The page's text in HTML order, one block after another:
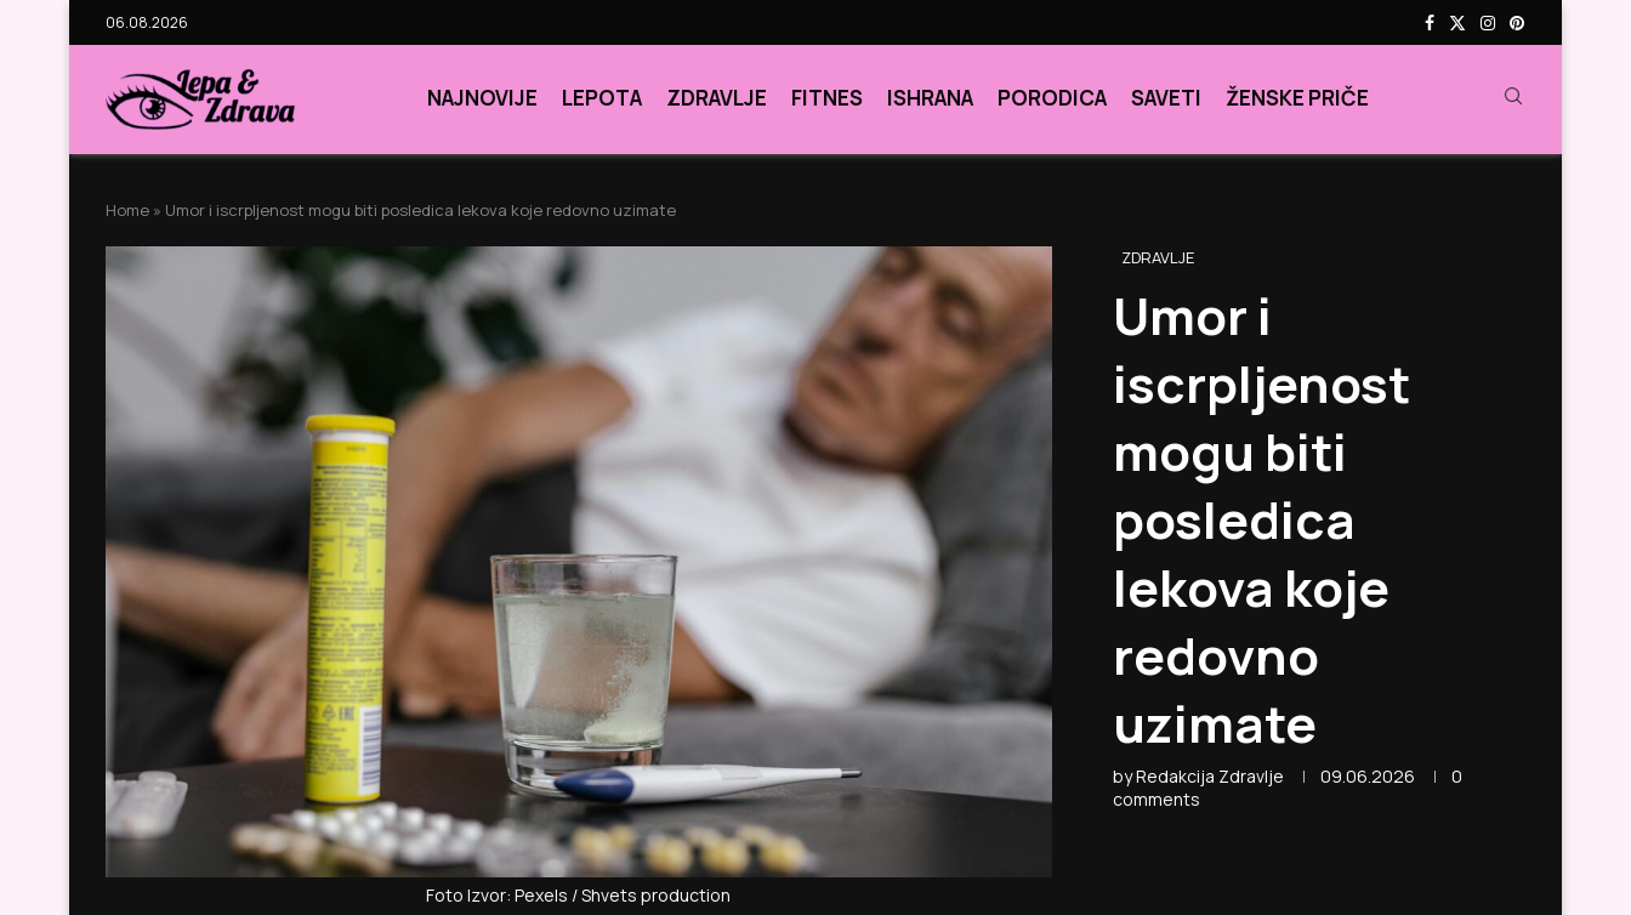
06.08.2026
NAJNOVIJE LEPOTA ZDRAVLJE FITNES ISHRANA PORODICA SAVETI ŽENSKE PRIČE
Home » Umor i iscrpljenost mogu biti posledica lekova koje redovno uzimate
ZDRAVLJE
Umor i
iscrpljenost
mogu biti
posledica
lekova koje
redovno
uzimate
byRedakcija Zdravlje 09.06.2026
0
comments
Foto Izvor: Pexels / Shvets production